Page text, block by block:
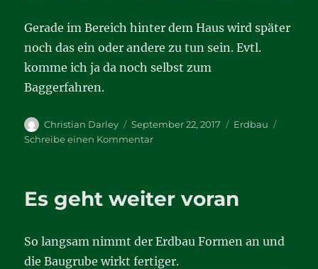
Gerade im Bereich hinter dem Haus wird später
noch das ein oder andere zu tun sein. Evtl.
komme ich ja da noch selbst zum
Baggerfahren.
Autor
Christian Darley
Veröffentlicht
am
September 22, 2017 Kategorien
Erdbau
Schreibe einen Kommentarzu
die
Es geht weiter voran
So langsam nimmt der Erdbau Formen an und
die Baugrube wirkt fertiger.